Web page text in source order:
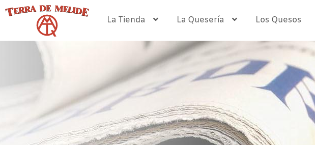
navegación
contenido
La Tienda La Quesería Los Quesos